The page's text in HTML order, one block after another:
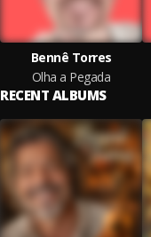
Bennê Torres
Olha a Pegada
RECENT ALBUMS